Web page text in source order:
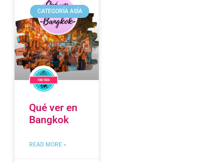
CATEGORÍA ASÍA
Qué ver en
Bangkok
READ MORE »